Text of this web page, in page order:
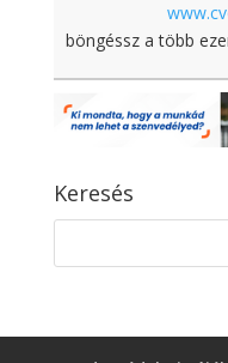
böngéssz a több
Keresés